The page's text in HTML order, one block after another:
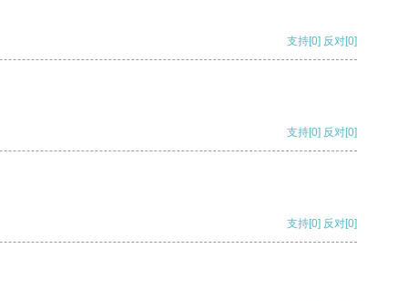
支持[0] 反对[0]
支持[0] 反对[0]
支持[0] 反对[0]